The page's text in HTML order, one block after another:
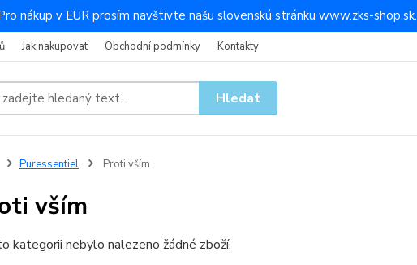
nákup v EUR prosím navštivte našu slovenskú stránku www.zks-shop.sk.
Jak nakupovat Obchodní podmínky Kontakty
Hledat
Puressentiel Proti vším
vším
kategorii nebylo nalezeno žádné zboží.